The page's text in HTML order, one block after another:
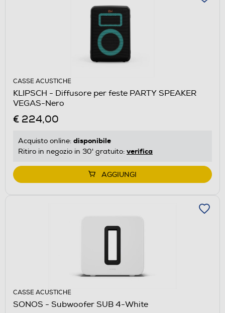
CASSE ACUSTICHE
KLIPSCH - Diffusore per feste PARTY SPEAKER
VEGAS-Nero
€ 224,00
Acquisto online: disponibile
Ritiro in negozio in 30' gratuito: verifica
AGGIUNGI
CASSE ACUSTICHE
SONOS - Subwoofer SUB 4-White